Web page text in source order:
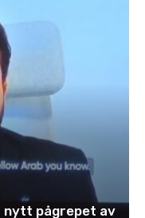
nytt pågrepet av